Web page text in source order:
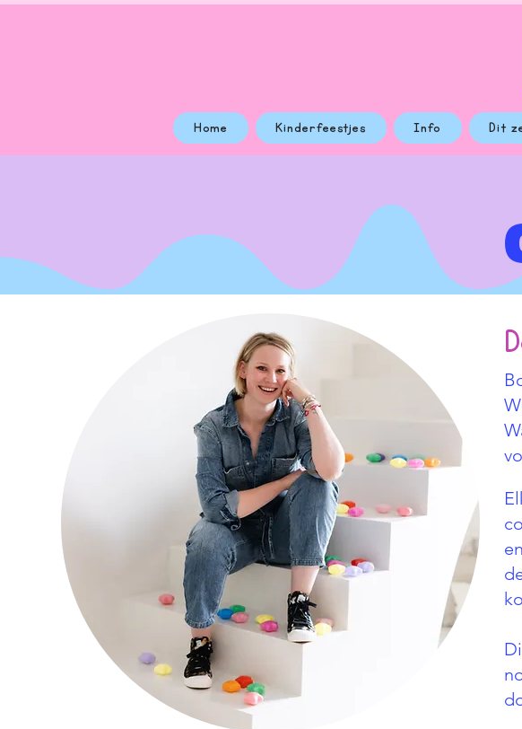
Home Kinderfeestjes Info Dit